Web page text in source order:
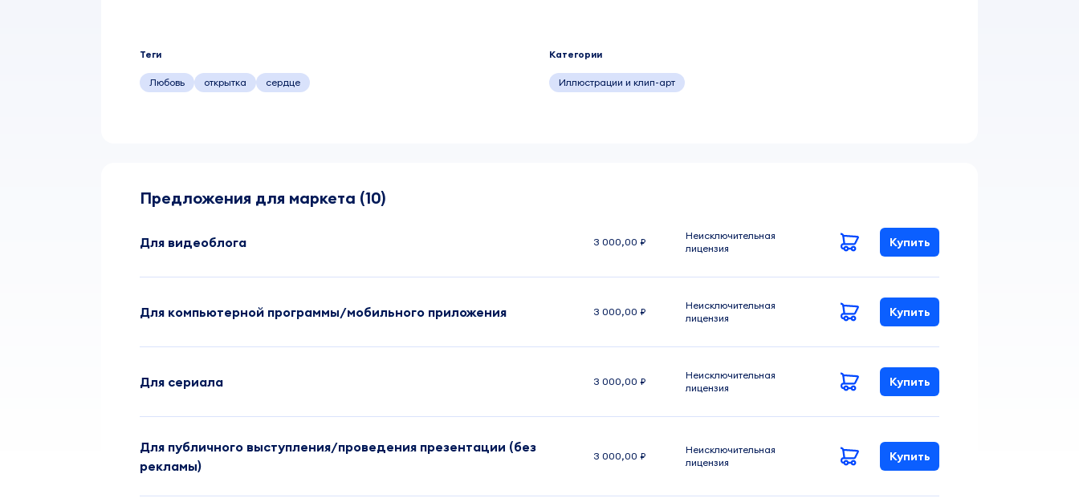
Теги
Любовь открытка сердце
Категории
Иллюстрации и клип-арт
Предложения для маркета (10)
Для видеоблога 3 000,00 ₽
Неисключительная
лицензия
Купить
Для компьютерной программы/мобильного приложения 3 000,00 ₽
Неисключительная
лицензия
Купить
Для сериала 3 000,00 ₽
Неисключительная
лицензия
Купить
Для публичного выступления/проведения презентации (без
рекламы)
3 000,00 ₽
Неисключительная
лицензия
Купить